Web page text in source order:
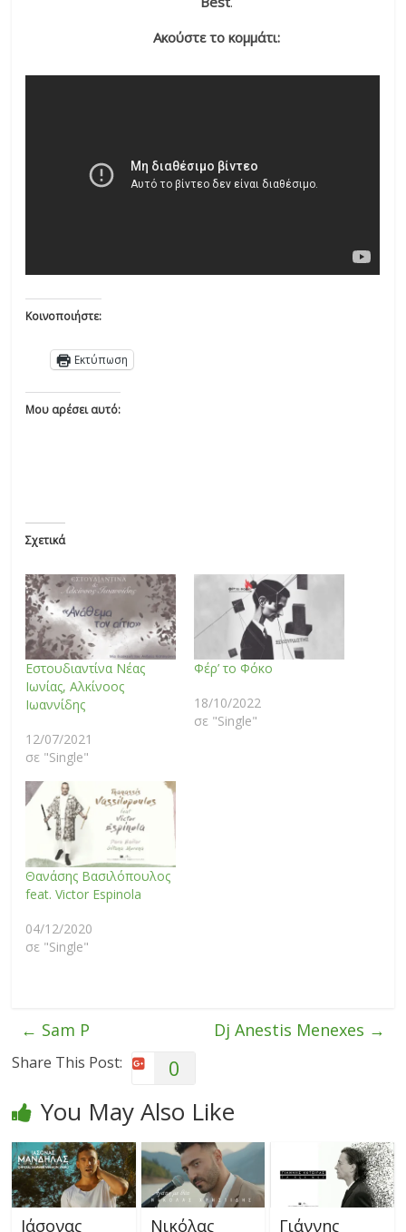
Ακούστε το κομμάτι:
Κοινοποιήστε:
Εκτύπωση
Μου αρέσει αυτό:
Σχετικά
Εστουδιαντίνα Νέας
Ιωνίας, Αλκίνοος
Ιωαννίδης
12/07/2021
σε "Single"
Φέρ’ το Φόκο
18/10/2022
σε "Single"
Θανάσης Βασιλόπουλος
feat. Victor Espinola
04/12/2020
σε "Single"
← Sam P Dj Anestis Menexes →
Share This Post: 0
You May Also Like
Ιάσονας Νικόλας Γιάννης